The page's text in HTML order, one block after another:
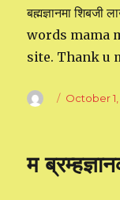
बह्मज्ञानमा
words mama
site. Thank u
Author
Posted
October 1,
म